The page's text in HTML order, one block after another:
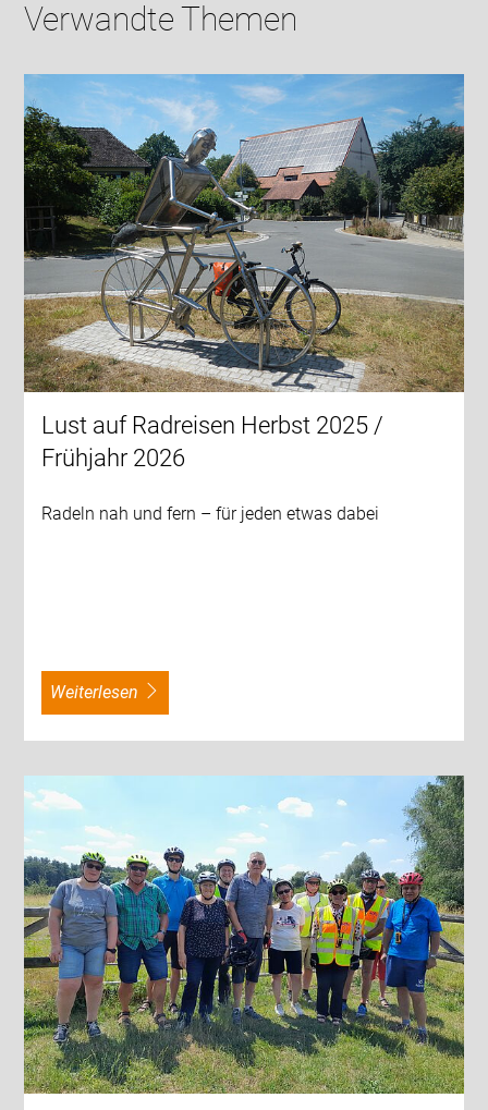
Verwandte Themen
Lust auf Radreisen Herbst 2025 /
Frühjahr 2026
Radeln nah und fern – für jeden etwas dabei
weiterlesen